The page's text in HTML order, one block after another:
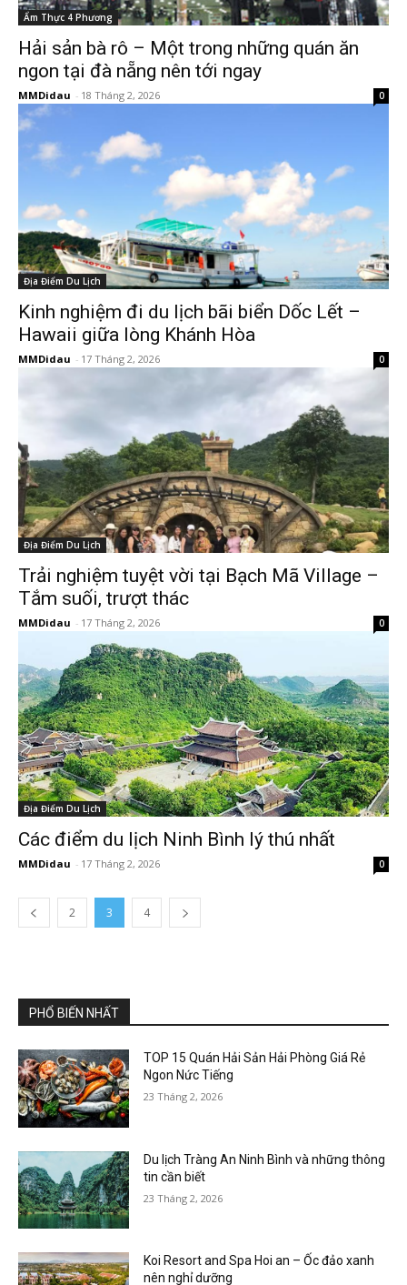
Ẩm Thực 4 Phương
Hải sản bà rô – Một trong những quán ăn
ngon tại đà nẵng nên tới ngay
MMDidau - 18 Tháng 2, 2026 0
Địa Điểm Du Lịch
Kinh nghiệm đi du lịch bãi biển Dốc Lết –
Hawaii giữa lòng Khánh Hòa
MMDidau - 17 Tháng 2, 2026 0
Địa Điểm Du Lịch
Trải nghiệm tuyệt vời tại Bạch Mã Village –
Tắm suối, trượt thác
MMDidau - 17 Tháng 2, 2026 0
Địa Điểm Du Lịch
Các điểm du lịch Ninh Bình lý thú nhất
MMDidau - 17 Tháng 2, 2026 0
2 3 4
PHỔ BIẾN NHẤT
TOP 15 Quán Hải Sản Hải Phòng Giá Rẻ
Ngon Nức Tiếng
23 Tháng 2, 2026
Du lịch Tràng An Ninh Bình và những thông
tin cần biết
23 Tháng 2, 2026
Koi Resort and Spa Hoi an – Ốc đảo xanh
nên nghỉ dưỡng